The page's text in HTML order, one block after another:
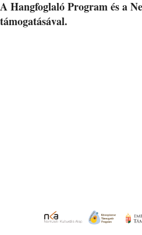
A Hangfoglaló Program és a
támogatásával.